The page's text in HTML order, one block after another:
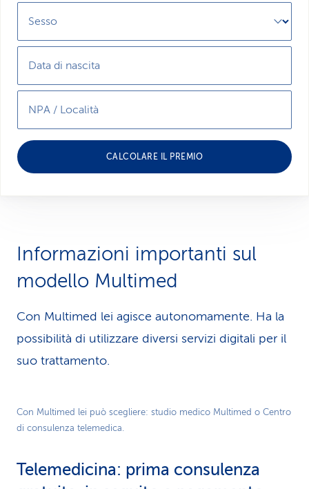
Sesso
Data di nascita
NPA / Località
CALCOLARE IL PREMIO
Informazioni importanti sul
modello Multimed
Con Multimed lei agisce autonomamente. Ha la
possibilità di utilizzare diversi servizi digitali per il
suo trattamento.
Play
Con Multimed lei può scegliere: studio medico Multimed o Centro
di consulenza telemedica.
Telemedicina: prima consulenza